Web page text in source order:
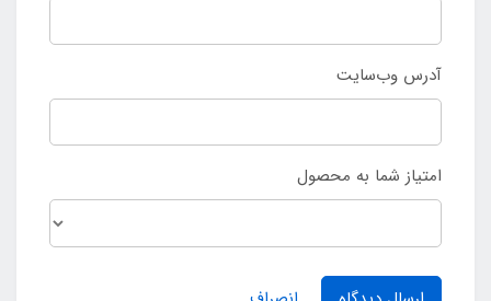
آدرس وب‌سایت
امتیاز شما به محصول